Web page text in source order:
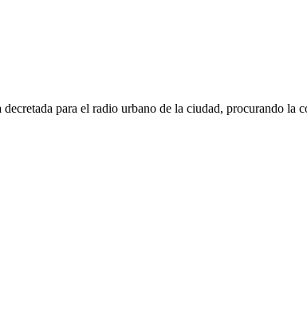
para el radio urbano de la ciudad, procurando la